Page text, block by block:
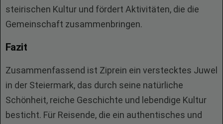
steirischen Kultur und fördert Aktivitäten, die die
Gemeinschaft zusammenbringen.
Fazit
Zusammenfassend ist Ziprein ein verstecktes Juwel
in der Steiermark, das durch seine natürliche
Schönheit, reiche Geschichte und lebendige Kultur
besticht. Für Reisende, die ein authentisches und